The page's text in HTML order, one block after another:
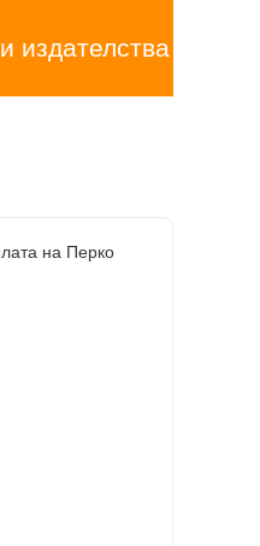
издателства
на Перко